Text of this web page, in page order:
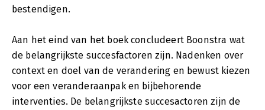
bestendigen.
Aan het eind van het boek concludeert Boonstra wat
de belangrijkste succesfactoren zijn. Nadenken over
context en doel van de verandering en bewust kiezen
voor een veranderaanpak en bijbehorende
interventies. De belangrijkste succesactoren zijn de